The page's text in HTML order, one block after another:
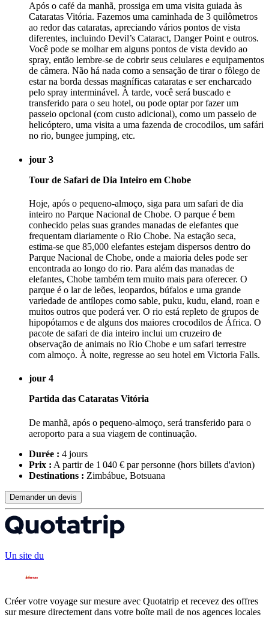
Após o café da manhã, prossiga em uma visita guiada às
Cataratas Vitória. Fazemos uma caminhada de 3 quilômetros
ao redor das cataratas, apreciando vários pontos de vista
diferentes, incluindo Devil’s Cataract, Danger Point e outros.
Você pode se molhar em alguns pontos de vista devido ao
spray, então lembre-se de cobrir seus celulares e equipamentos
de câmera. Não há nada como a sensação de tirar o fôlego de
estar na borda dessas magníficas cataratas e ser encharcado
pelo spray interminável. À tarde, você será buscado e
transferido para o seu hotel, ou pode optar por fazer um
passeio opcional (com custo adicional), como um passeio de
helicóptero, uma visita a uma fazenda de crocodilos, um safári
no rio, bungee jumping, etc.
jour 3
Tour de Safari de Dia Inteiro em Chobe
Hoje, após o pequeno-almoço, siga para um safari de dia
inteiro no Parque Nacional de Chobe. O parque é bem
conhecido pelas suas grandes manadas de elefantes que
frequentam diariamente o Rio Chobe. Na estação seca,
estima-se que 85,000 elefantes estejam dispersos dentro do
Parque Nacional de Chobe, onde a maioria deles pode ser
encontrada ao longo do rio. Para além das manadas de
elefantes, Chobe também tem muito mais para oferecer. O
parque é o lar de leões, leopardos, búfalos e uma grande
variedade de antílopes como sable, puku, kudu, eland, roan e
muitos outros que poderá ver. O rio está repleto de grupos de
hipopótamos e de alguns dos maiores crocodilos de África. O
pacote de safari de dia inteiro inclui um cruzeiro de
observação de animais no Rio Chobe e um safari terrestre
com almoço. À noite, regresse ao seu hotel em Victoria Falls.
jour 4
Partida das Cataratas Vitória
De manhã, após o pequeno-almoço, será transferido para o
aeroporto para a sua viagem de continuação.
Durée : 4 jours
Prix : A partir de 1 040 € par personne (hors billets d'avion)
Destinations : Zimbábue, Botsuana
Demander un devis
Un site du
Créer votre voyage sur mesure avec Quotatrip et recevez des offres
sur mesure directement dans votre boîte mail de nos agences locales